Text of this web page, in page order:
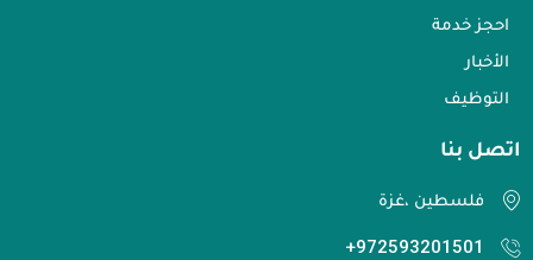
احجز خدمة
الأخبار
التوظيف
اتصل بنا​
فلسطين ،غزة
972593201501+